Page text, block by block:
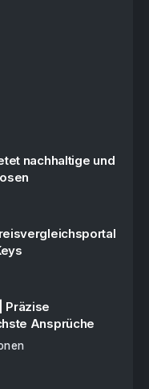
nachhaltige und
Präzise
Ansprüche